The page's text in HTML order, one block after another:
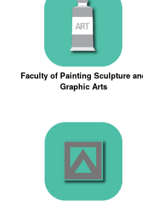
Faculty of Painting Sculpture
Graphic Arts